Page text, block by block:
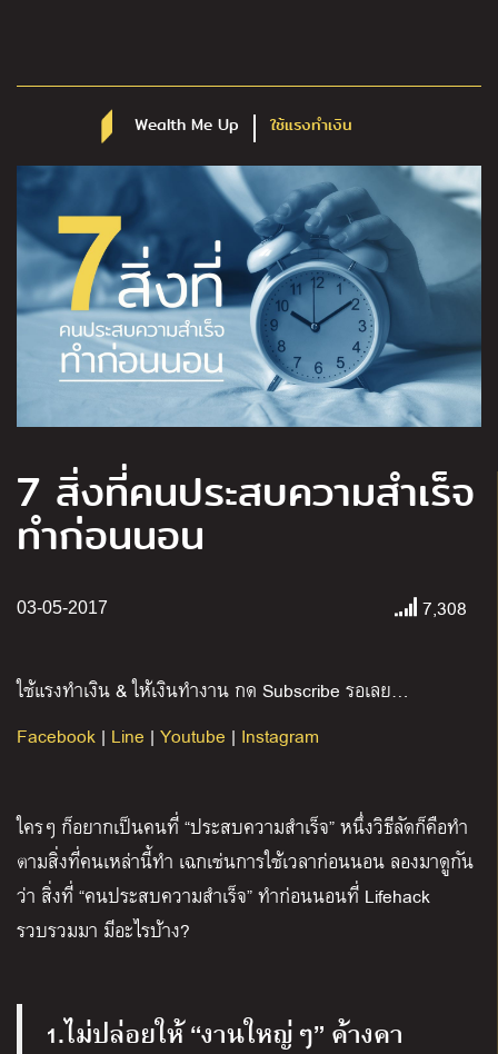
Wealth Me Up ใช้แรงทำเงิน
7 สิ่งที่คนประสบความสำเร็จ
ทำก่อนนอน
03-05-2017 7,308
ใช้แรงทำเงิน & ให้เงินทำงาน กด Subscribe รอเลย…
Facebook | Line | Youtube | Instagram
ใครๆ ก็อยากเป็นคนที่ “ประสบความสำเร็จ” หนึ่งวิธีลัดก็คือทำ
ตามสิ่งที่คนเหล่านี้ทำ เฉกเช่นการใช้เวลาก่อนนอน ลองมาดูกัน
ว่า สิ่งที่ “คนประสบความสำเร็จ” ทำก่อนนอนที่ Lifehack
รวบรวมมา มีอะไรบ้าง?
1.ไม่ปล่อยให้ “งานใหญ่ๆ” ค้างคา